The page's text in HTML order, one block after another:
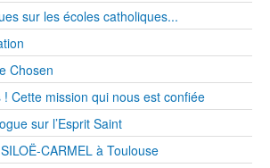
sur les écoles catholiques...
Chosen
Cette mission qui nous est confiée
sur l’Esprit Saint
CARMEL à Toulouse